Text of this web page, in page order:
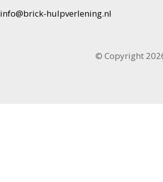
info@brick-hulpverlening.nl
© Copyright